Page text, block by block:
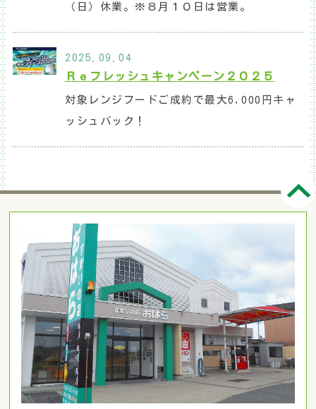
（日）休業。※８月１０日は営業。
2025.09.04
Ｒｅフレッシュキャンペーン２０２５
対象レンジフードご成約で最大6,000円キャ
ッシュバック！